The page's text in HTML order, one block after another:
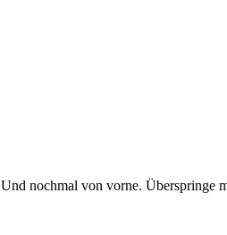
nochmal von vorne. Überspringe